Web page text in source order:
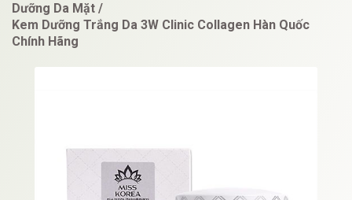
Dưỡng Da Mặt
Kem Dưỡng Trắng Da 3W Clinic Collagen Hàn Quốc
Chính Hãng